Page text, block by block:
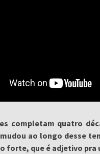
completam quatro
ao longo desse
forte, que é adjetivo